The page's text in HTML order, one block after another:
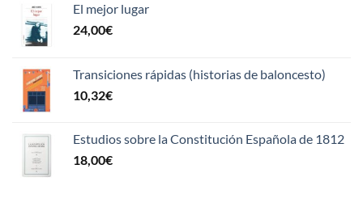
El mejor lugar
24,00€
Transiciones rápidas (historias de baloncesto)
10,32€
Estudios sobre la Constitución Española de 1812
18,00€